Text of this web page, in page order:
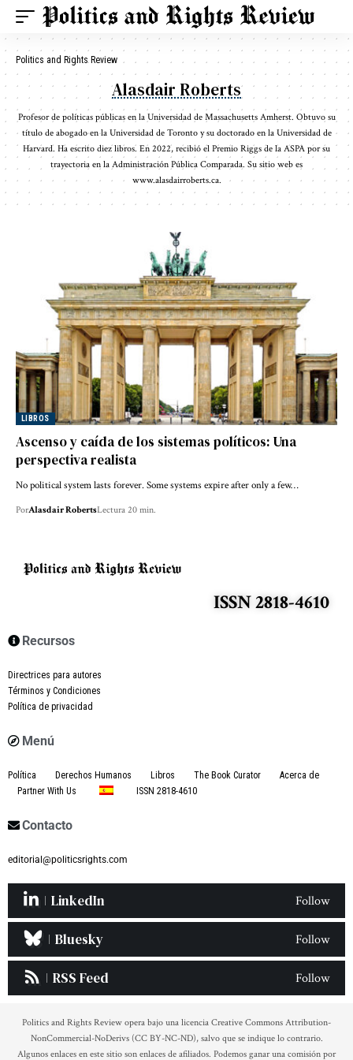
Politics and Rights Review
Alasdair Roberts
Profesor de políticas públicas en la Universidad de Massachusetts Amherst. Obtuvo su
título de abogado en la Universidad de Toronto y su doctorado en la Universidad de
Harvard. Ha escrito diez libros. En 2022, recibió el Premio Riggs de la ASPA por su
trayectoria en la Administración Pública Comparada. Su sitio web es
www.alasdairroberts.ca.
LIBROS
Ascenso y caída de los sistemas políticos: Una
perspectiva realista
No political system lasts forever. Some systems expire after only a few…
PorAlasdair RobertsLectura 20 min.
ISSN 2818-4610
Recursos
Directrices para autores
Términos y Condiciones
Política de privacidad
Menú
Política Derechos Humanos Libros The Book Curator
Acerca de
Partner With Us
ISSN 2818-4610
Contacto
editorial@politicsrights.com
LinkedIn Follow
Bluesky Follow
RSS Feed Follow
Politics and Rights Review opera bajo una licencia Creative Commons Attribution-
NonCommercial-NoDerivs (CC BY-NC-ND), salvo que se indique lo contrario.
Algunos enlaces en este sitio son enlaces de afiliados. Podemos ganar una comisión por